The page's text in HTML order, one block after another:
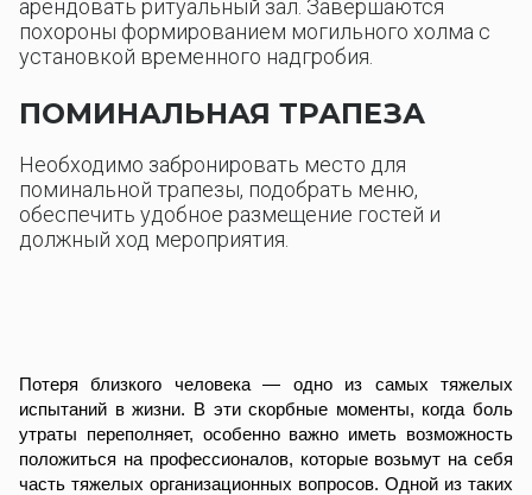
арендовать ритуальный зал. Завершаются
похороны формированием могильного холма с
установкой временного надгробия.
ПОМИНАЛЬНАЯ ТРАПЕЗА
Необходимо забронировать место для
поминальной трапезы, подобрать меню,
обеспечить удобное размещение гостей и
должный ход мероприятия.
Потеря близкого человека — одно из самых тяжелых
испытаний в жизни. В эти скорбные моменты, когда боль
утраты переполняет, особенно важно иметь возможность
положиться на профессионалов, которые возьмут на себя
часть тяжелых организационных вопросов. Одной из таких